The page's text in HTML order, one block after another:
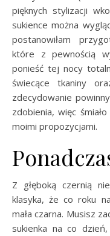
pięknych stylizacji
sukience można
postanowiłam
które z pewnością
ponieść tej nocy
świecące tkaniny
zdecydowanie
zdobienia, więc
moimi propozycjami.
Z głęboką czernią
klasyka, że co roku
mała czarna. Musisz
sukienka na co